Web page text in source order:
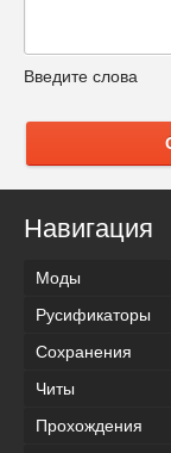
Введите слова
Навигация
Моды
Русификаторы
Сохранения
Читы
Прохождения